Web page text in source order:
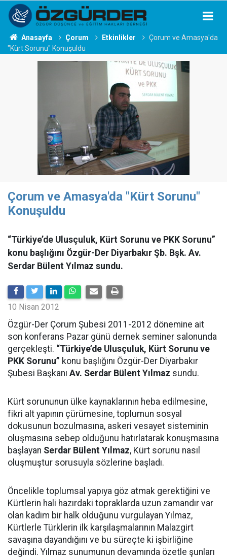
Anasayfa Çorum Etkinlikler
Çorum ve Amasya'da
"Kürt Sorunu" Konuşuldu
Çorum ve Amasya'da "Kürt Sorunu"
Konuşuldu
“Türkiye’de Ulusçuluk, Kürt Sorunu ve PKK Sorunu”
konu başlığını Özgür-Der Diyarbakır Şb. Bşk. Av.
Serdar Bülent Yılmaz sundu.
10 Nisan 2012
Özgür-Der Çorum Şubesi 2011-2012 dönemine ait
son konferans Pazar günü dernek seminer salonunda
gerçekleşti. “Türkiye’de Ulusçuluk, Kürt Sorunu ve
PKK Sorunu” konu başlığını Özgür-Der Diyarbakır
Şubesi Başkanı Av. Serdar Bülent Yılmaz sundu.
Kürt sorununun ülke kaynaklarının heba edilmesine,
fikri alt yapının çürümesine, toplumun sosyal
dokusunun bozulmasına, askeri vesayet sisteminin
oluşmasına sebep olduğunu hatırlatarak konuşmasına
başlayan Serdar Bülent Yılmaz, Kürt sorunu nasıl
oluşmuştur sorusuyla sözlerine başladı.
Öncelikle toplumsal yapıya göz atmak gerektiğini ve
Kürtlerin hali hazırdaki topraklarda uzun zamandır var
olan kadim bir halk olduğunu vurgulayan Yılmaz,
Kürtlerle Türklerin ilk karşılaşmalarının Malazgirt
savaşına dayandığını ve bu süreçte ki işbirliğine
değindi. Yılmaz sunumunun devamında özetle şunları